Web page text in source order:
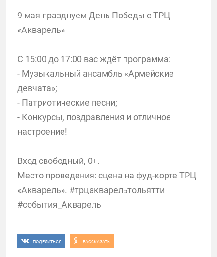
9 мая празднуем День Победы с ТРЦ
«Акварель»
С 15:00 до 17:00 вас ждёт программа:
- Музыкальный ансамбль «Армейские
девчата»;
- Патриотические песни;
- Конкурсы, поздравления и отличное
настроение!
Вход свободный, 0+.
Место проведения: сцена на фуд-корте ТРЦ
«Акварель». #трцакварельтольятти
#события_Акварель
ПОДЕЛИТЬСЯ РАССКАЗАТЬ